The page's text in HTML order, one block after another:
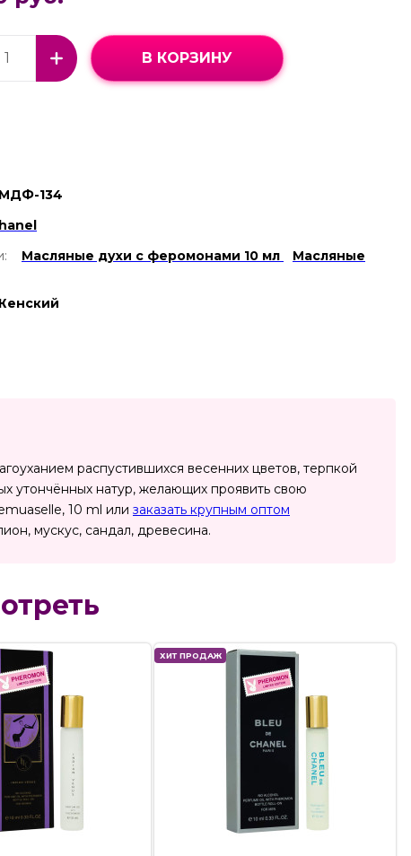
В КОРЗИНУ
МДФ-134
Масляные духи с феромонами 10 мл
Масляные
распустившихся весенних цветов, терпкой
утончённых натур, желающих проявить свою
10 ml или заказать крупным оптом
мускус, сандал, древесина.
ХИТ ПРОДАЖ